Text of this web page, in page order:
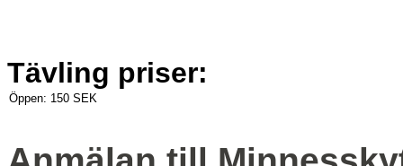
Tävling priser:
Öppen: 150 SEK